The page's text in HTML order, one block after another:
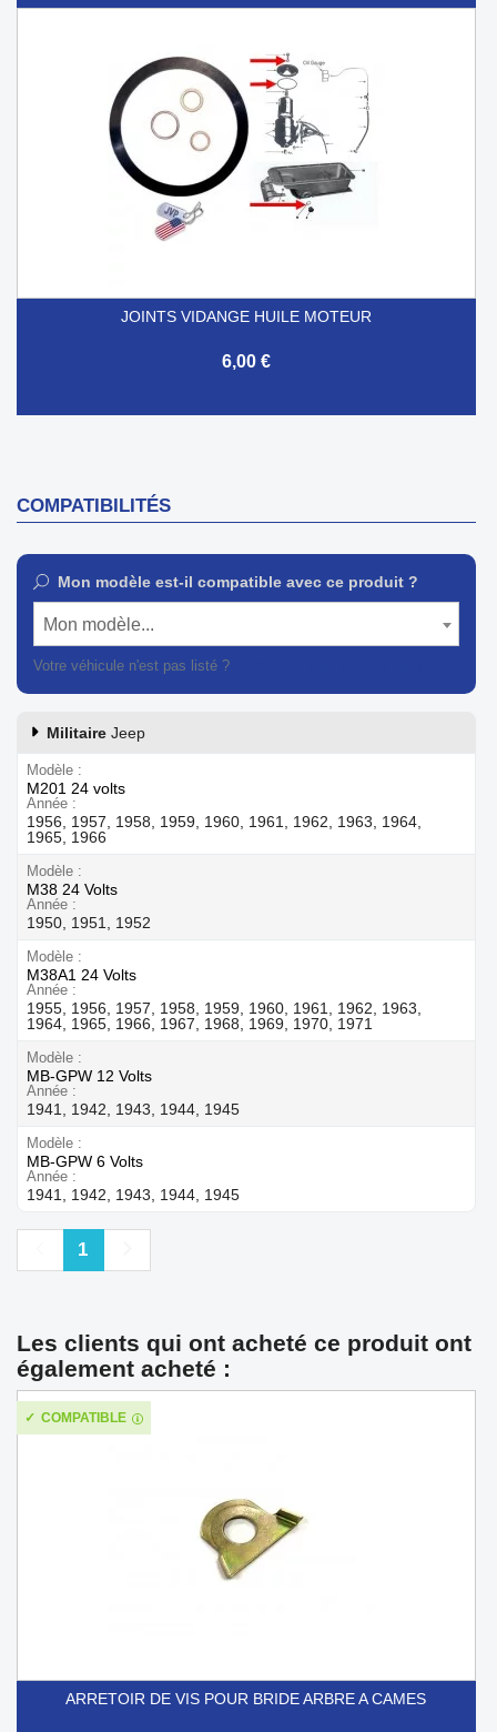
JOINTS VIDANGE HUILE MOTEUR
6,00 €
COMPATIBILITÉS
Mon modèle est-il compatible avec ce produit ?
Mon modèle...
Votre véhicule n'est pas listé ?
Militaire Jeep
Modèle
M201 24 volts
Année
1956, 1957, 1958, 1959, 1960, 1961, 1962, 1963, 1964,
1965, 1966
Modèle
M38 24 Volts
Année
1950, 1951, 1952
Modèle
M38A1 24 Volts
Année
1955, 1956, 1957, 1958, 1959, 1960, 1961, 1962, 1963,
1964, 1965, 1966, 1967, 1968, 1969, 1970, 1971
Modèle
MB-GPW 12 Volts
Année
1941, 1942, 1943, 1944, 1945
Modèle
MB-GPW 6 Volts
Année
1941, 1942, 1943, 1944, 1945
Précédent
1
Les clients qui ont acheté ce produit ont
également acheté :
ARRETOIR DE VIS POUR BRIDE ARBRE A CAMES
COMPATIBLE